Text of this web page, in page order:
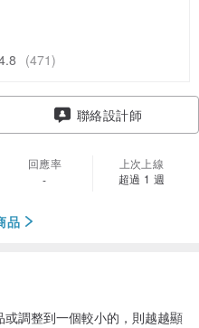
(471)
聯絡設計師
回應率
-
上次上線
超過 1 週
品
調整到一個較小的，則越越顯